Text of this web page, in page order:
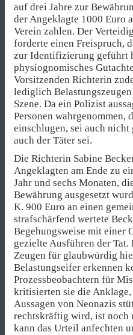
auf drei Jahre zur
der Angeklagte 1000 Euro
Verein zahlen. Der
forderte einen Freispruch,
zur Identifizierung geführt
physiognomisches
Vorsitzenden Richterin
lediglich
Szene. Da ein Polizist
Personen wahrgenommen,
einschlugen, sei auch
auch der Täter sei.
Die Richterin Sabine
Angeklagten am Ende zu
Jahr und sechs Monaten,
Bewährung ausgesetzt
K. 900 Euro an einen
strafschärfend wertete
Begehungsweise mit einer
gezielte Ausführen der
Zeugen für glaubwürdig
Belastungseifer erkennen
Prozessbeobachtern für
kritisierten sie die
Aussagen von Neonazis
rechtskräftig wird, ist noch
kann das Urteil anfechten